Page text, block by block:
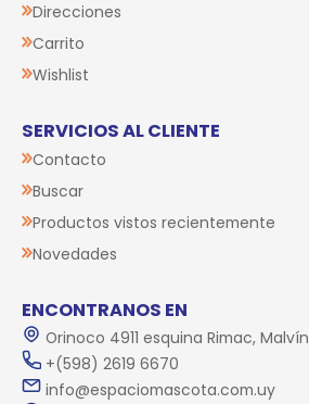
Direcciones
Carrito
Wishlist
SERVICIOS AL CLIENTE
Contacto
Buscar
Productos vistos recientemente
Novedades
ENCONTRANOS EN
Orinoco 4911 esquina Rimac, Malvín
+(598) 2619 6670
info@espaciomascota.com.uy